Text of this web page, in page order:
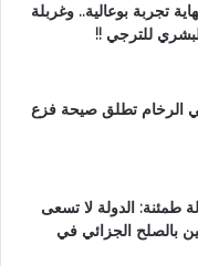
تجربة بوعالية.. وغربلة
للترجي !!
الرخام تطلق صيحة فزع
الدولة لا تسعى
بالصلح الجزائي في